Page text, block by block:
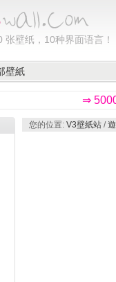
张壁纸，10种界面语言！
壁紙
⇒
您的位置: V3壁紙站 /